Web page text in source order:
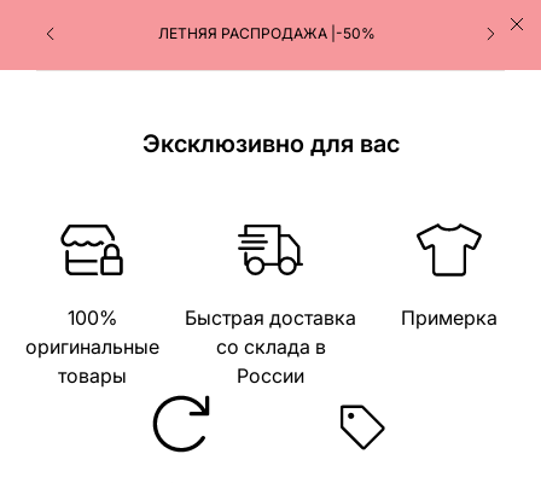
ЛЕТНЯЯ РАСПРОДАЖА |-50%
Эксклюзивно для вас
100%
оригинальные
товары
Быстрая доставка
со склада в
России
Примерка